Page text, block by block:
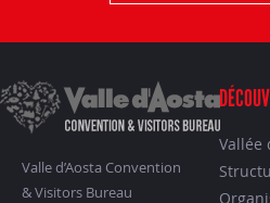
Valle d’Aosta Convention
& Visitors Bureau
Vallée